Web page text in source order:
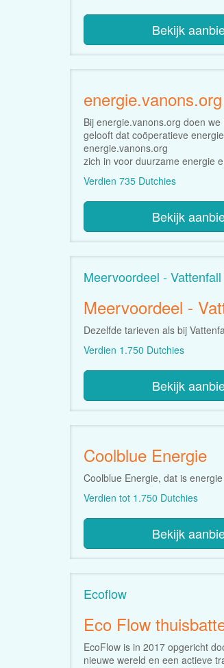
Bekijk
energie.vanons.org
Bij energie.vanons.org doen
gelooft dat coöperatieve
energie.vanons.org
zich in voor duurzame energie
Verdien 735 Dutchies
Bekijk
Meervoordeel - Vattenfall
Meervoordeel -
Dezelfde tarieven als bij
Verdien 1.750 Dutchies
Bekijk
Coolblue Energie
Coolblue Energie, dat is
Verdien tot 1.750 Dutchies
Bekijk
Ecoflow
Eco Flow
EcoFlow is in 2017 opgericht
nieuwe wereld en een actieve